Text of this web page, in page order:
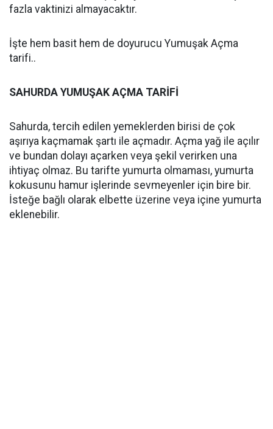
fazla vaktinizi almayacaktır.
İşte hem basit hem de doyurucu Yumuşak Açma
tarifi..
SAHURDA YUMUŞAK AÇMA TARİFİ
Sahurda, tercih edilen yemeklerden birisi de çok
aşırıya kaçmamak şartı ile açmadır. Açma yağ ile açılır
ve bundan dolayı açarken veya şekil verirken una
ihtiyaç olmaz. Bu tarifte yumurta olmaması, yumurta
kokusunu hamur işlerinde sevmeyenler için bire bir.
İsteğe bağlı olarak elbette üzerine veya içine yumurta
eklenebilir.